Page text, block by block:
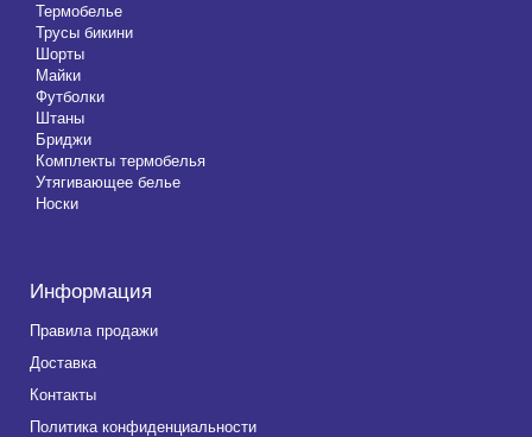
Термобелье
Трусы бикини
Шорты
Майки
Футболки
Штаны
Бриджи
Комплекты термобелья
Утягивающее белье
Носки
Информация
Правила продажи
Доставка
Контакты
Политика конфиденциальности